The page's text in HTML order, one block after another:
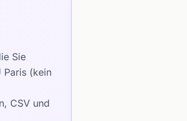
Sie
Paris (kein
CSV und